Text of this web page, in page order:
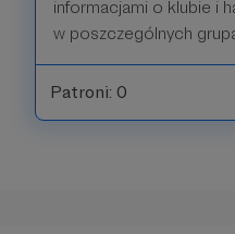
informacjami o klubie i
w poszczególnych
Patroni: 0